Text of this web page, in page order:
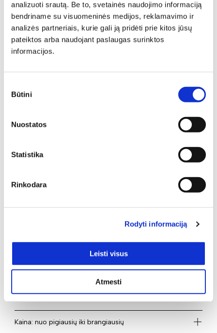
analizuoti srautą. Be to, svetainės naudojimo informaciją
bendriname su visuomeninės medijos, reklamavimo ir
analizės partneriais, kurie gali ją pridėti prie kitos jūsų
pateiktos arba naudojant paslaugas surinktos
informacijos.
pasirinkimas
Būtini
Nuostatos
Statistika
Rinkodara
Rodyti informaciją
Leisti visus
Atmesti
Minkšti baldai -
jaukumas ir stilius jūsų
namuose
gali tapti pagrindiniu akcentu, subalansuoti kambario
proporcijas ar tiesiog sukurti vietą atsipalaidavimui.
Kiekvienas baldas turi savo funkciją, prisidedančią prie
norimą stilių – savo spalvomis, formomis, kitais dizaino
romantiškam, moderniam ar kitokiam interjerui
paauglio kambariui, tikrai kiekvienas atrasite tą baldą,
kuris labiausiai derės konkrečiame interjere. 1 – tiek
poreikius ir įsigykite juos idealiai atitinkantį baldą mūsų
el. parduotuvėje.
Kaina: nuo pigiausių iki brangiausių